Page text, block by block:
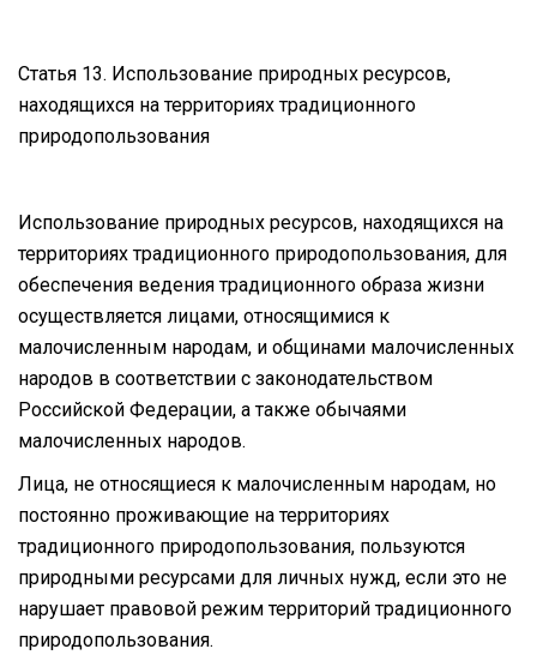
Статья 13. Использование природных ресурсов,
находящихся на территориях традиционного
природопользования
Использование природных ресурсов, находящихся на
территориях традиционного природопользования, для
обеспечения ведения традиционного образа жизни
осуществляется лицами, относящимися к
малочисленным народам, и общинами малочисленных
народов в соответствии с законодательством
Российской Федерации, а также обычаями
малочисленных народов.
Лица, не относящиеся к малочисленным народам, но
постоянно проживающие на территориях
традиционного природопользования, пользуются
природными ресурсами для личных нужд, если это не
нарушает правовой режим территорий традиционного
природопользования.